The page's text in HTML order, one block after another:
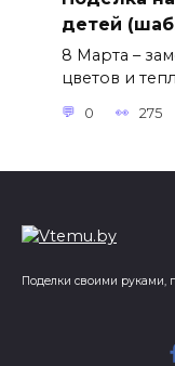
детей
8 Марта –
цветов и
0 275
Поделки своими руками,